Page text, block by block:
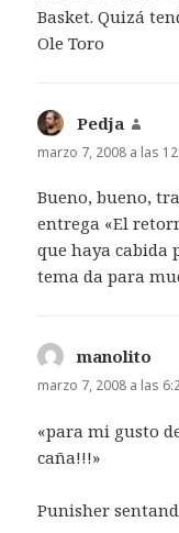
Basket. Quizá
Ole Toro
Pedja
marzo 7, 2008 a las
Bueno, bueno,
entrega «El
que haya cabida
tema da para
manolito
marzo 7, 2008 a las
«para mi gusto
caña!!!»
Punisher